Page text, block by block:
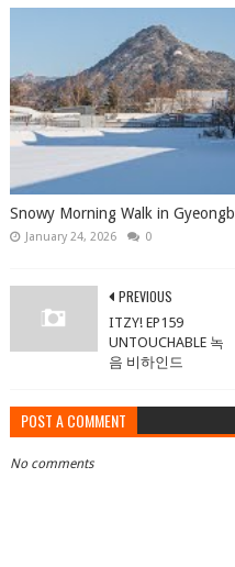
Snowy Morning Walk in
January 24, 2026 0
PREVIOUS
ITZY! EP159
UNTOUCHABLE 녹
음 비하인드
POST A COMMENT
No comments